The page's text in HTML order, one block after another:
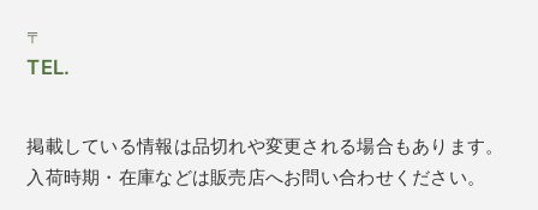
〒
TEL.
掲載している情報は品切れや変更される場合もあります。
入荷時期・在庫などは販売店へお問い合わせください。